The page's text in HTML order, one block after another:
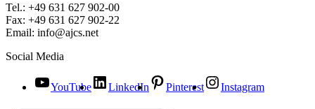
Tel.: +49 631 627 902-00
Fax: +49 631 627 902-22
Email: info@ajcs.net
Social Media
YouTube LinkedIn Pinterest Instagram